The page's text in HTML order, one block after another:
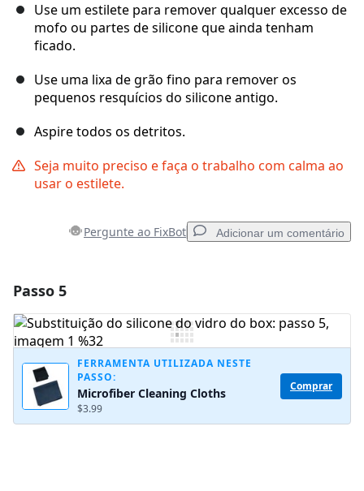
Use um estilete para remover qualquer excesso de
mofo ou partes de silicone que ainda tenham
ficado.
Use uma lixa de grão fino para remover os
pequenos resquícios do silicone antigo.
Aspire todos os detritos.
Seja muito preciso e faça o trabalho com calma ao
usar o estilete.
Pergunte ao FixBot Adicionar um comentário
Comentar
Cancelar Postar comentário
Passo 5
FERRAMENTA UTILIZADA NESTE
PASSO:
Microfiber Cleaning Cloths
$3.99
Comprar